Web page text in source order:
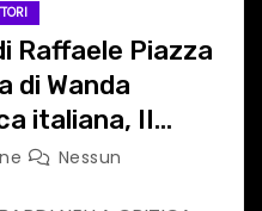
Raffaele Piazza
di Wanda
italiana, II
Nessun